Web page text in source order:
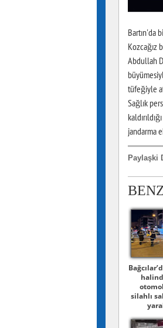
Bartın'da
Kozcağız
Abdullah
tüfeğiyle
Sağlık
jandarma
Paylaşki
silahlı